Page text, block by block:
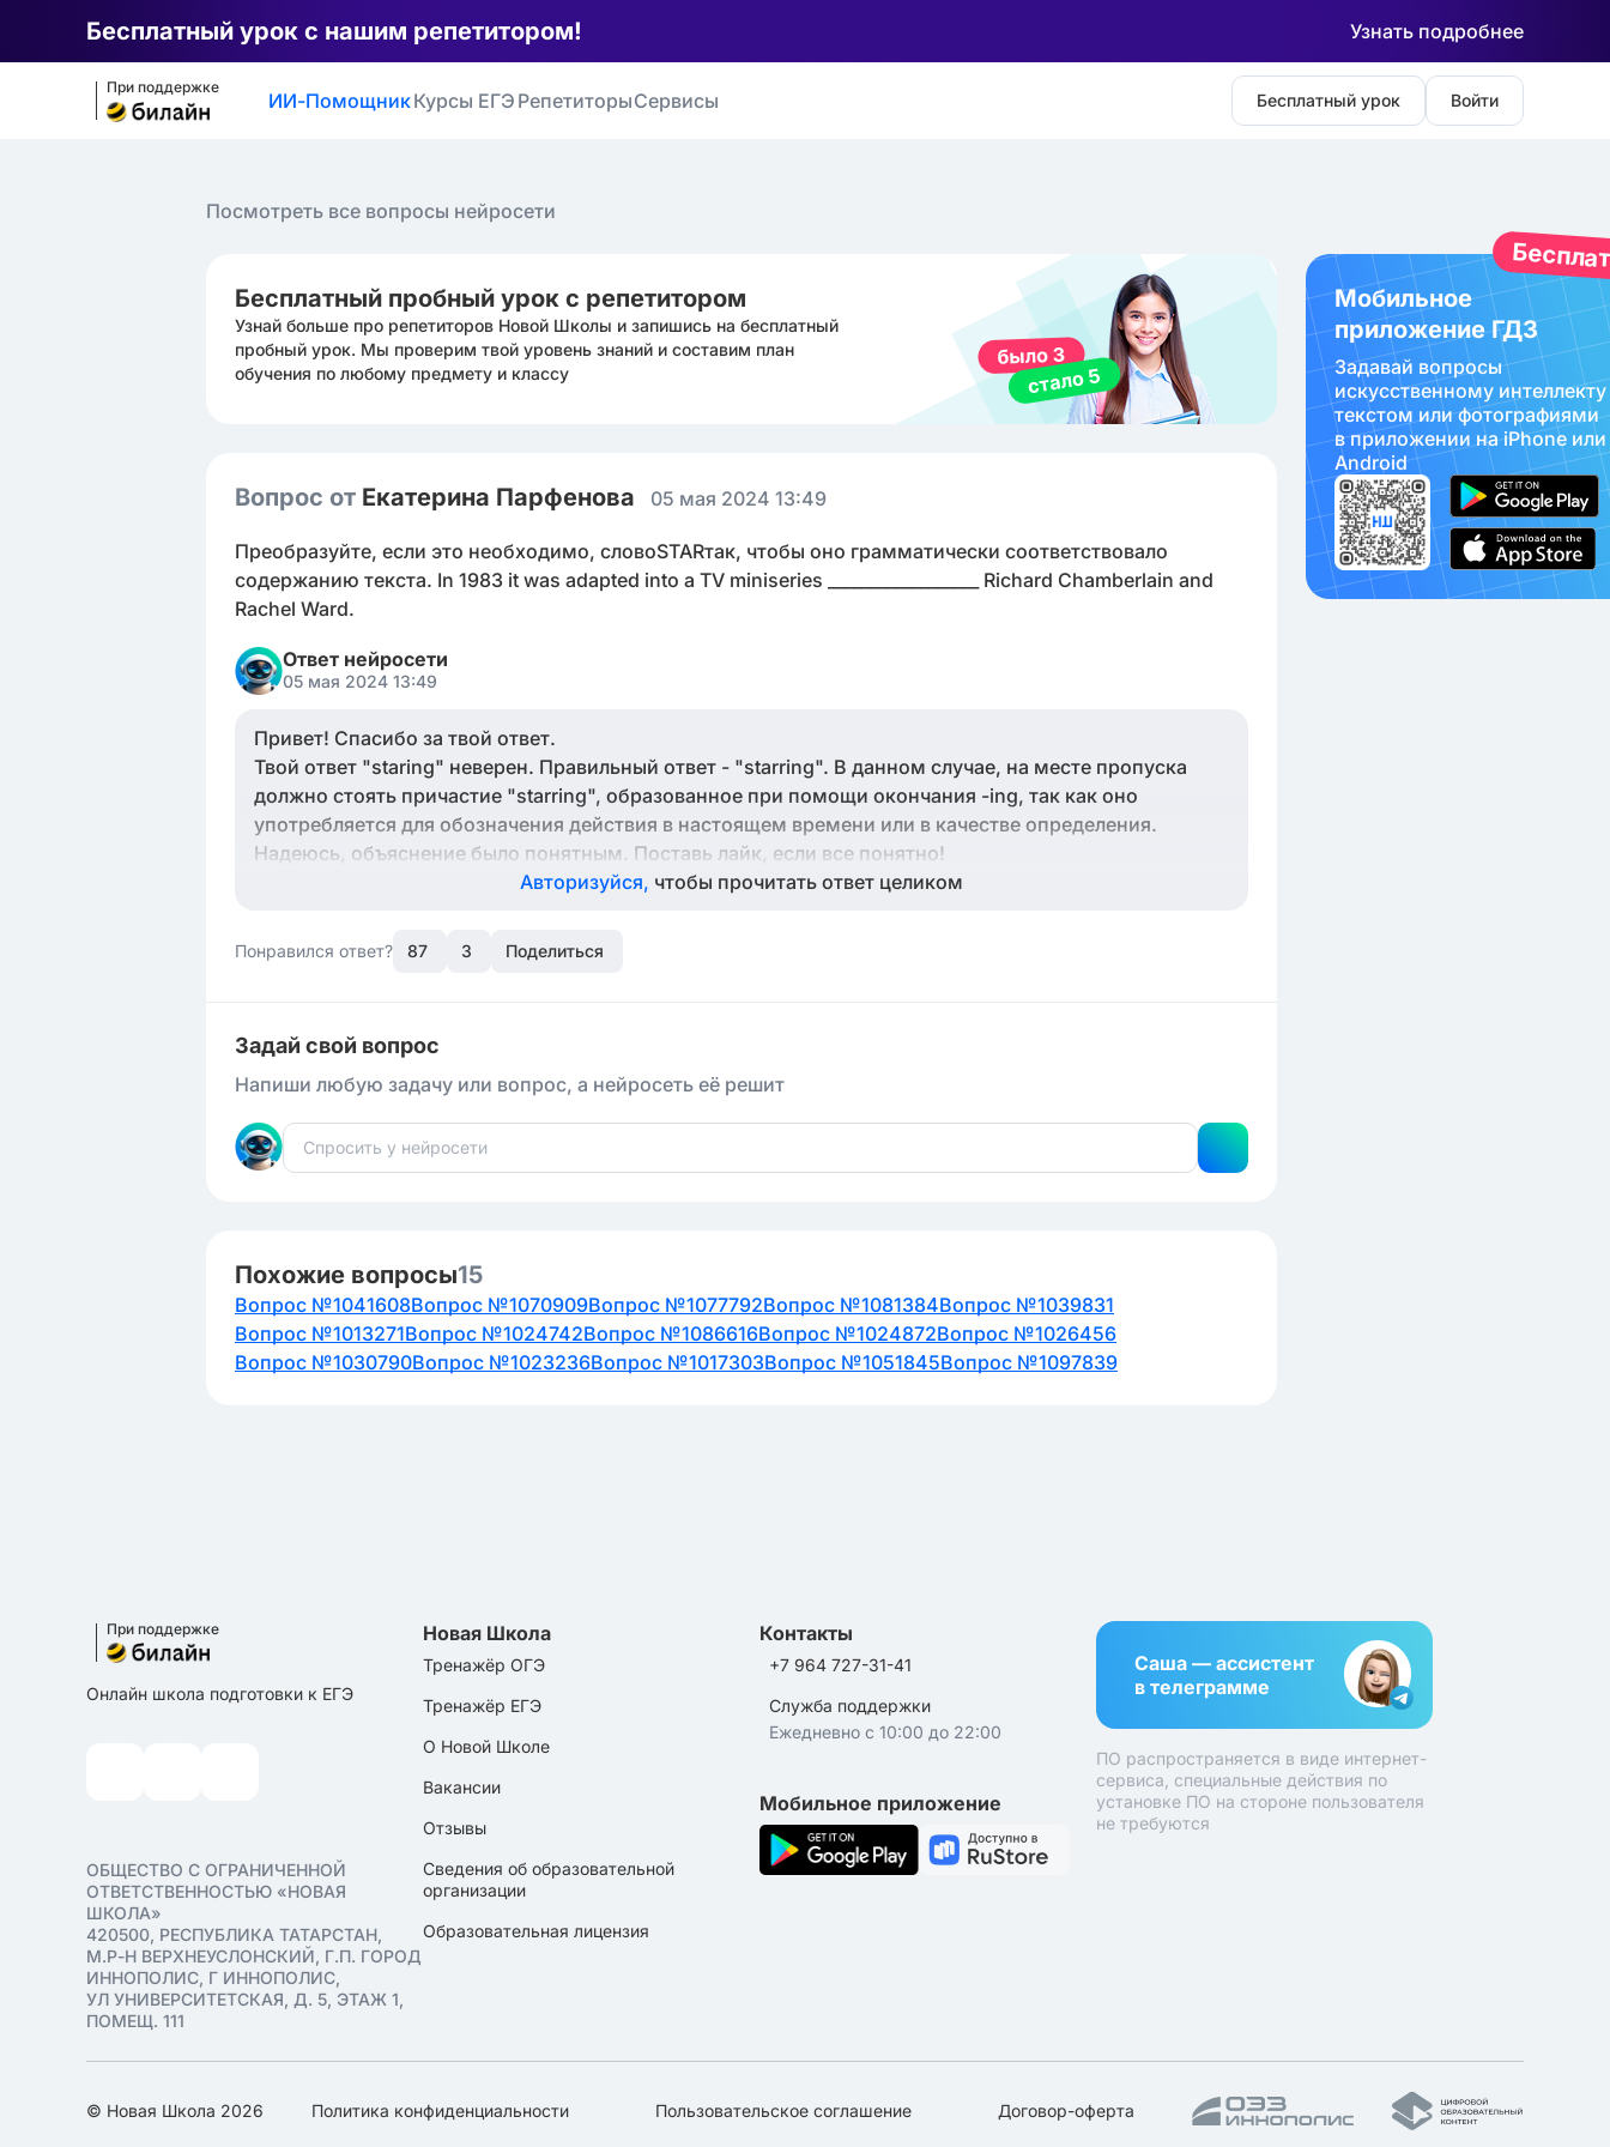
Бесплатный урок с нашим репетитором! Узнать подробнее
При поддержке
ИИ-ПомощникКурсы ЕГЭ РепетиторыСервисы Бесплатный урок Войти
Посмотреть все вопросы нейросети
Бесплатный пробный урок с репетитором
Узнай больше про репетиторов Новой Школы и запишись на бесплатный
пробный урок. Мы проверим твой уровень знаний и составим план
обучения по любому предмету и классу
Вопрос от Екатерина Парфенова 05 мая 2024 13:49
Преобразуйте, если это необходимо, словоSTARтак, чтобы оно грамматически соответствовало
содержанию текста. In 1983 it was adapted into a TV miniseries __________________ Richard Chamberlain and
Rachel Ward.
Ответ нейросети
05 мая 2024 13:49
Привет! Спасибо за твой ответ.
Твой ответ "staring" неверен. Правильный ответ - "starring". В данном случае, на месте пропуска
должно стоять причастие "starring", образованное при помощи окончания -ing, так как оно
употребляется для обозначения действия в настоящем времени или в качестве определения.
Надеюсь, объяснение было понятным. Поставь лайк, если все понятно!
Авторизуйся, чтобы прочитать ответ целиком
Понравился ответ? 87 3 Поделиться
Задай свой вопрос
Напиши любую задачу или вопрос, а нейросеть её решит
Похожие вопросы15
Вопрос №1041608Вопрос №1070909Вопрос №1077792Вопрос №1081384Вопрос №1039831
Вопрос №1013271Вопрос №1024742Вопрос №1086616Вопрос №1024872Вопрос №1026456
Вопрос №1030790Вопрос №1023236Вопрос №1017303Вопрос №1051845Вопрос №1097839
Мобильное
приложение ГДЗ
Задавай вопросы
искуcственному интеллекту
текстом или фотографиями
в приложении на iPhone или
Android
При поддержке
Онлайн школа подготовки к ЕГЭ
ОБЩЕСТВО С ОГРАНИЧЕННОЙ
ОТВЕТСТВЕННОСТЬЮ «НОВАЯ
ШКОЛА»
420500, РЕСПУБЛИКА ТАТАРСТАН,
М.Р-Н ВЕРХНЕУСЛОНСКИЙ, Г.П. ГОРОД
ИННОПОЛИС, Г ИННОПОЛИС,
УЛ УНИВЕРСИТЕТСКАЯ, Д. 5, ЭТАЖ 1,
ПОМЕЩ. 111
Новая Школа
Тренажёр ОГЭ
Тренажёр ЕГЭ
О Новой Школе
Вакансии
Отзывы
Сведения об образовательной
организации
Образовательная лицензия
Контакты
+7 964 727-31-41
Служба поддержки
Ежедневно с 10:00 до 22:00
Мобильное приложение
Саша — ассистент
в телеграмме
ПО распространяется в виде интернет-
сервиса, специальные действия по
установке ПО на стороне пользователя
не требуются
© Новая Школа 2026 Политика конфиденциальности Пользовательское соглашение Договор-оферта